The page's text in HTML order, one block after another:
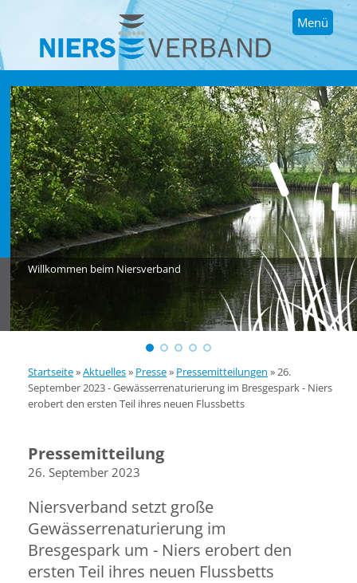
Menü
Willkommen beim Niersverband
Startseite»Aktuelles» Presse» Pressemitteilungen »26.
September 2023 - Gewässerrenaturierung im Bresgespark - Niers
erobert den ersten Teil ihres neuen Flussbetts
Pressemitteilung
26. September 2023
Niersverband setzt große
Gewässerrenaturierung im
Bresgespark um - Niers erobert den
ersten Teil ihres neuen Flussbetts